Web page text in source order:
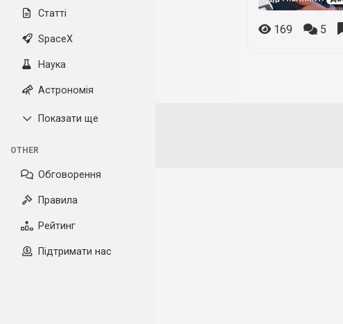
Статті
SpaceX
Наука
Астрономія
Показати ще
OTHER
Обговорення
Правила
Рейтинг
Підтримати нас
169 5